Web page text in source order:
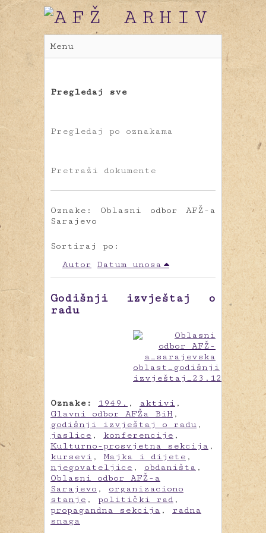
Menu
Pregledaj sve
Pregledaj po oznakama
Pretraži dokumente
Oznake: Oblasni odbor AFŽ-a
Sarajevo
Sortiraj po:
Autor
Datum unosa
Godišnji izvještaj o
radu
Oznake: 1949. , aktivi ,
Glavni odbor AFŽa BiH ,
godišnji izvještaj o radu ,
jaslice , konferencije ,
Kulturno-prosvjetna sekcija ,
kursevi ,Majka i dijete ,
njegovateljice , obdaništa ,
Oblasni odbor AFŽ-a
Sarajevo , organizaciono
stanje , politički rad ,
propagandna sekcija , radna
snaga